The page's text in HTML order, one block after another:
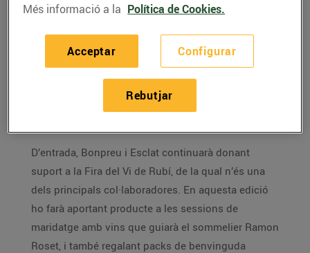
comú de promocionar els vins catalans. I aquest
aquesta col·laboració per tal de continuar donant
veu de manera conjunta a accions que tenen els
guardonats als Premis Vinari, com a principals
D’entrada, Bonpreu i Esclat continuarà donant
suport a la Fira del Vi de Rubí, de la qual n’és una
dels principals col·laboradores. En aquesta edició
ho farà aportant producte a les sessions de
maridatge amb vins que guiarà el sommelier Ramon
Roset, i també regalant packs de benvinguda
Més informació a la Política de Cookies.
Configurar
Rebutjar
Acceptar